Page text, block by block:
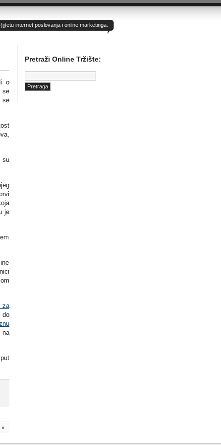
internet poslovanja i online marketinga.
o
se
se
su
je
za
do
na
»
Pretraži Online Tržište:
Pretraga: